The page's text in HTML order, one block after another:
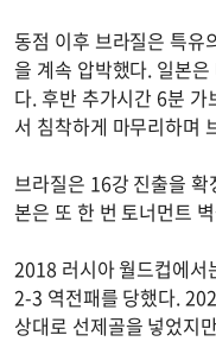
동점 이후 브라질은 특유
을 계속 압박했다. 일본
다. 후반 추가시간 6분
서 침착하게 마무리하며
브라질은 16강 진출을
본은 또 한 번 토너먼트
2018 러시아 월드컵에서
2-3 역전패를 당했다.
상대로 선제골을 넣었지